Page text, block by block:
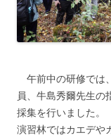
午前中の研修では
員、牛島秀爾先生の
採集を行いました。
演習林ではカエデや